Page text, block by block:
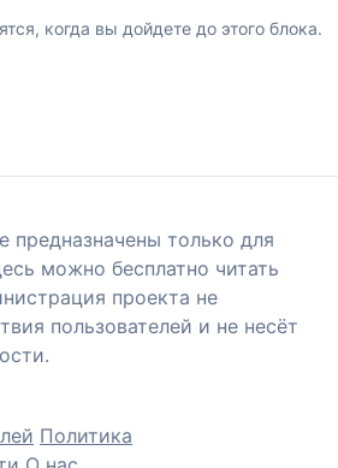
когда вы дойдете до этого блока.
предназначены только для
можно бесплатно читать
проекта не
пользователей и не несёт
Политика